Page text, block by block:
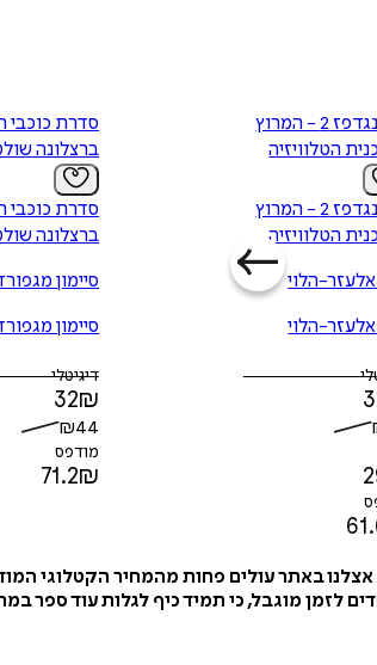
אור נגד פז 2 - המרוץ
הטלוויזיה
אור נגד פז 2 - המרוץ
הטלוויזיה
הלוי
הלוי
סדרת כוכבי
ברצלונה
סדרת כוכבי
ברצלונה
סיימון
סיימון
דיגיטלי
32₪
₪44
מודפס
71.2₪
באתר עולים פחות מהמחיר הקטלוגי
לזמן מוגבל, כי תמיד כיף לגלות עוד ספר